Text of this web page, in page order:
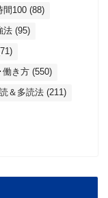
間100 (88)
法 (95)
働き方 (550)
＆多読法 (211)